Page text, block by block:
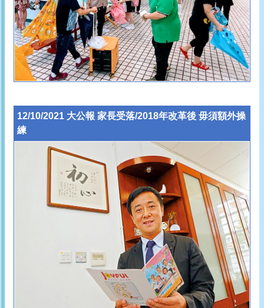
12/10/2021 大公報 家長受落/2018年改革後 毋須額外操
練